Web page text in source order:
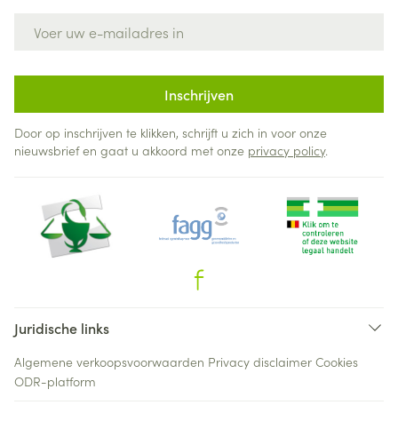
Inschrijven
Door op inschrijven te klikken, schrijft u zich in voor onze
nieuwsbrief en gaat u akkoord met onze privacy policy.
Juridische links
Algemene verkoopsvoorwaarden Privacy disclaimer Cookies
ODR-platform